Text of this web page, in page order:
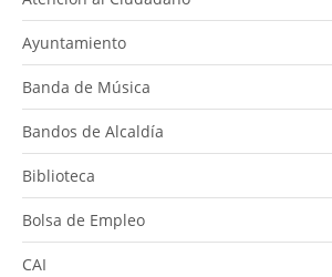
Ayuntamiento
Banda de Música
Bandos de Alcaldía
Biblioteca
Bolsa de Empleo
CAI